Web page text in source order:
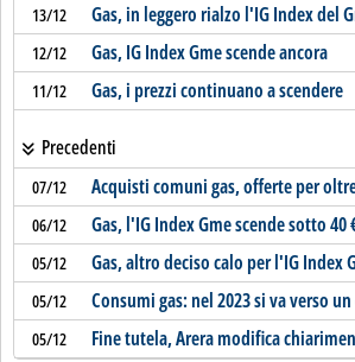
13/12 Gas, in leggero rialzo l'IG Index del
12/12 Gas, IG Index Gme scende ancora
11/12 Gas, i prezzi continuano a scendere
Precedenti
07/12 Acquisti comuni gas, offerte per
06/12 Gas, l'IG Index Gme scende sotto 40
05/12 Gas, altro deciso calo per l'IG Index
05/12 Consumi gas: nel 2023 si va verso
05/12 Fine tutela, Arera modifica